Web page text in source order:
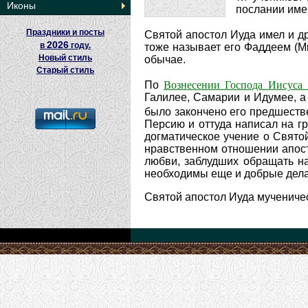
Иконы
Праздники и посты
в 2026 году.
Новый стиль
Старый стиль
послании
Святой апостол Иуда имел и
тоже называет его Фаддеем
обычае.
ПоВознесении Господа Иисуса
Галилее, Самарии и Идумее, а
было закончено его
Персию и оттуда написал на
догматическое учение о
нравственном отношении
любви, заблудших обращать
необходимы еще и добрые
Святой апостол Иуда